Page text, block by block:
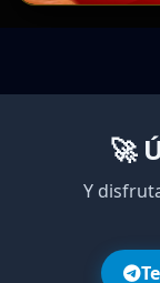
🚀
Y